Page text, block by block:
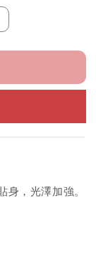
身，光澤加強。